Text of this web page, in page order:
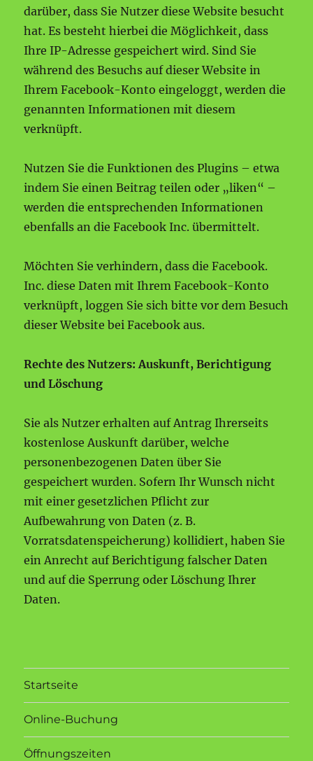
darüber, dass Sie Nutzer diese Website besucht
hat. Es besteht hierbei die Möglichkeit, dass
Ihre IP-Adresse gespeichert wird. Sind Sie
während des Besuchs auf dieser Website in
Ihrem Facebook-Konto eingeloggt, werden die
genannten Informationen mit diesem
verknüpft.
Nutzen Sie die Funktionen des Plugins – etwa
indem Sie einen Beitrag teilen oder „liken“ –
werden die entsprechenden Informationen
ebenfalls an die Facebook Inc. übermittelt.
Möchten Sie verhindern, dass die Facebook.
Inc. diese Daten mit Ihrem Facebook-Konto
verknüpft, loggen Sie sich bitte vor dem Besuch
dieser Website bei Facebook aus.
Rechte des Nutzers: Auskunft, Berichtigung
und Löschung
Sie als Nutzer erhalten auf Antrag Ihrerseits
kostenlose Auskunft darüber, welche
personenbezogenen Daten über Sie
gespeichert wurden. Sofern Ihr Wunsch nicht
mit einer gesetzlichen Pflicht zur
Aufbewahrung von Daten (z. B.
Vorratsdatenspeicherung) kollidiert, haben Sie
ein Anrecht auf Berichtigung falscher Daten
und auf die Sperrung oder Löschung Ihrer
Daten.
Startseite
Online-Buchung
Öffnungszeiten